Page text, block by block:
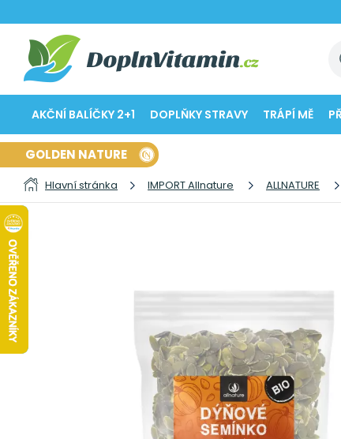
AKČNÍ BALÍČKY 2+1 DOPLŇKY STRAVY TRÁPÍ MĚ
GOLDEN NATURE
Hlavní stránka IMPORT Allnature ALLNATURE